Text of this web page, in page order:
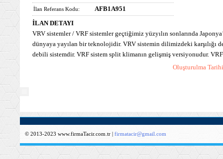
İlan Referans Kodu: AFB1A951
İLAN DETAYI
VRV sistemler / VRF sistemler geçtiğimiz yüzyılın sonlarında
dünyaya yayılan bir teknolojidir. VRV sistemin dilimizdeki karşılığı
debili sistemdir. VRF sistem split klimanın gelişmiş versiyonudur. VRF
Oluşturulma
© 2013-2023 www.firmaTacir.com.tr | firmatacir@gmail.com